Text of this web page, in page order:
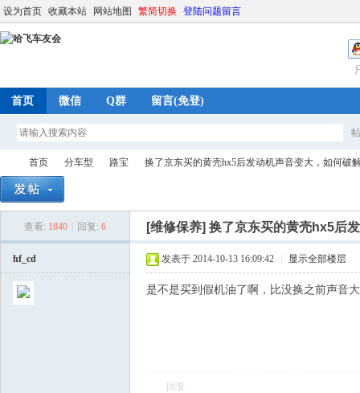
设为首页 收藏本站 网站地图 繁简切换 登陆问题留言
首页 微信 Q群 留言(免登)
首页
›
分车型
›
路宝 换了京东买的黄壳hx5后发动机声音变大，如何破
查看: 1840 回复: 6 [维修保养] 换了京东买的黄壳hx5后
hf_cd 发表于 2014-10-13 16:09:42 显示全部楼层
是不是买到假机油了啊，比没换之前声音
回复